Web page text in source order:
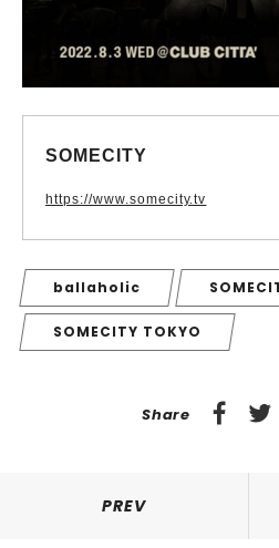
SOMECITY
https://www.somecity.tv
ballaholic
SOMECITY TOKYO
Share
PREV